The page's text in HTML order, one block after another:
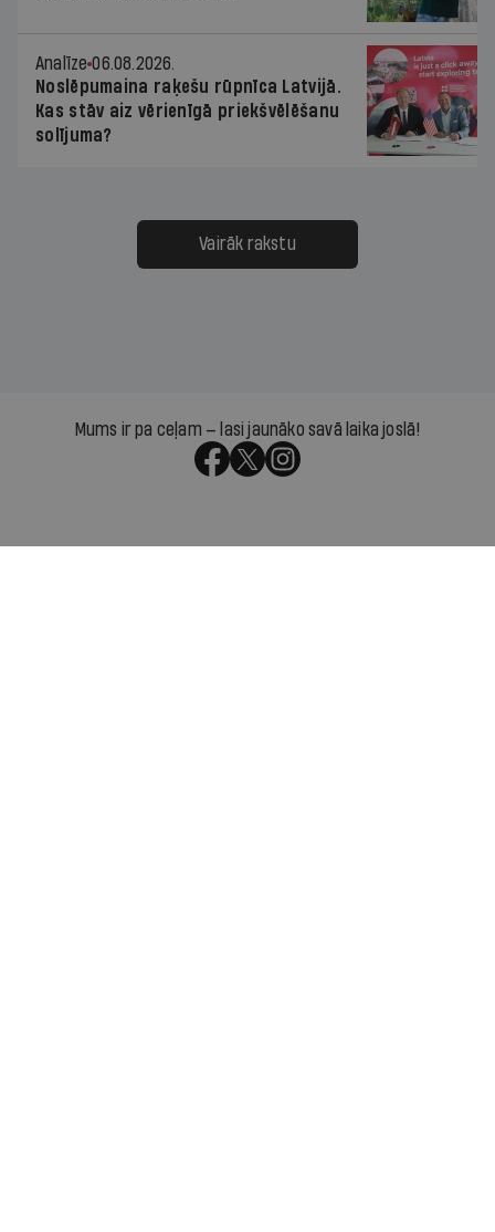
Analīze 06.08.2026.
Noslēpumaina raķešu rūpnīca Latvijā.
Kas stāv aiz vērienīgā priekšvēlēšanu
solījuma?
Vairāk rakstu
Mums ir pa ceļam — lasi jaunāko savā laika joslā!